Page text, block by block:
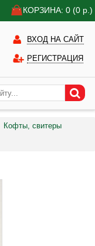
КОРЗИНА: 0 (0 р.)
ВХОД НА САЙТ
РЕГИСТРАЦИЯ
Кофты, свитеры